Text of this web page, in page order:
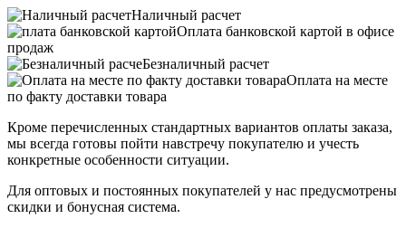
Наличный расчет
Оплата банковской картой в офисе
продаж
Безналичный расчет
Оплата на месте
по факту доставки товара
Кроме перечисленных стандартных вариантов оплаты заказа,
мы всегда готовы пойти навстречу покупателю и учесть
конкретные особенности ситуации.
Для оптовых и постоянных покупателей у нас предусмотрены
скидки и бонусная система.